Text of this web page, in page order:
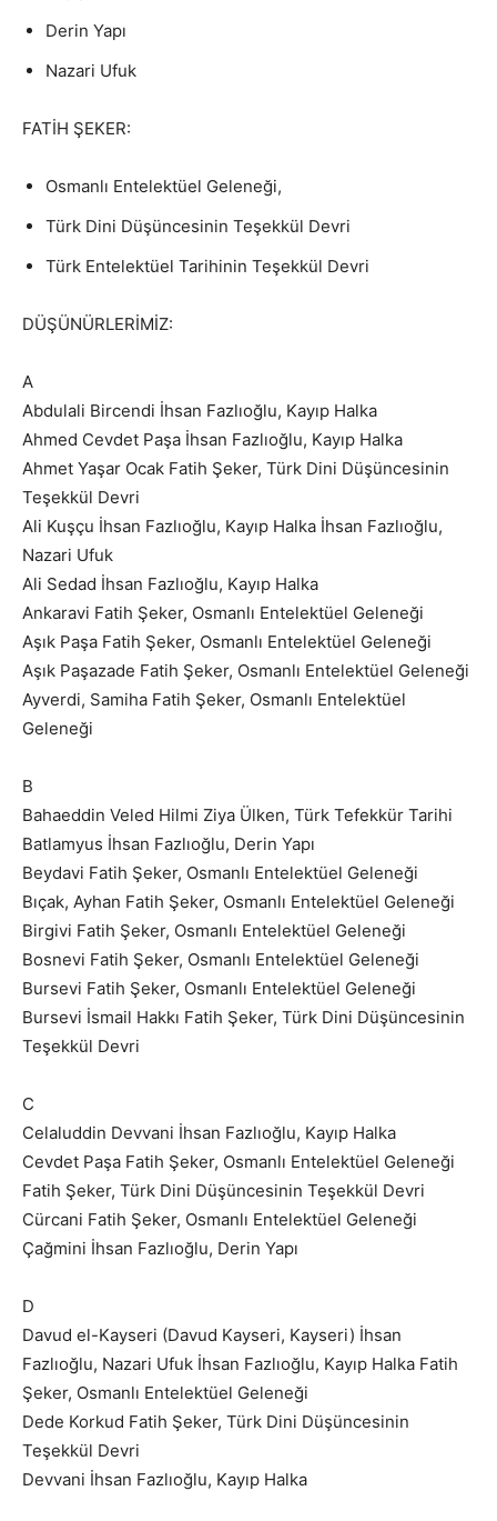
Derin Yapı
Nazari Ufuk
FATİH ŞEKER:
Osmanlı Entelektüel Geleneği,
Türk Dini Düşüncesinin Teşekkül Devri
Türk Entelektüel Tarihinin Teşekkül Devri
DÜŞÜNÜRLERİMİZ:
A
Abdulali Bircendi İhsan Fazlıoğlu, Kayıp Halka
Ahmed Cevdet Paşa İhsan Fazlıoğlu, Kayıp Halka
Ahmet Yaşar Ocak Fatih Şeker, Türk Dini Düşüncesinin
Teşekkül Devri
Ali Kuşçu İhsan Fazlıoğlu, Kayıp Halka İhsan Fazlıoğlu,
Nazari Ufuk
Ali Sedad İhsan Fazlıoğlu, Kayıp Halka
Ankaravi Fatih Şeker, Osmanlı Entelektüel Geleneği
Aşık Paşa Fatih Şeker, Osmanlı Entelektüel Geleneği
Aşık Paşazade Fatih Şeker, Osmanlı Entelektüel Geleneği
Ayverdi, Samiha Fatih Şeker, Osmanlı Entelektüel
Geleneği
B
Bahaeddin Veled Hilmi Ziya Ülken, Türk Tefekkür Tarihi
Batlamyus İhsan Fazlıoğlu, Derin Yapı
Beydavi Fatih Şeker, Osmanlı Entelektüel Geleneği
Bıçak, Ayhan Fatih Şeker, Osmanlı Entelektüel Geleneği
Birgivi Fatih Şeker, Osmanlı Entelektüel Geleneği
Bosnevi Fatih Şeker, Osmanlı Entelektüel Geleneği
Bursevi Fatih Şeker, Osmanlı Entelektüel Geleneği
Bursevi İsmail Hakkı Fatih Şeker, Türk Dini Düşüncesinin
Teşekkül Devri
C
Celaluddin Devvani İhsan Fazlıoğlu, Kayıp Halka
Cevdet Paşa Fatih Şeker, Osmanlı Entelektüel Geleneği
Fatih Şeker, Türk Dini Düşüncesinin Teşekkül Devri
Cürcani Fatih Şeker, Osmanlı Entelektüel Geleneği
Çağmini İhsan Fazlıoğlu, Derin Yapı
D
Davud el-Kayseri (Davud Kayseri, Kayseri) İhsan
Fazlıoğlu, Nazari Ufuk İhsan Fazlıoğlu, Kayıp Halka Fatih
Şeker, Osmanlı Entelektüel Geleneği
Dede Korkud Fatih Şeker, Türk Dini Düşüncesinin
Teşekkül Devri
Devvani İhsan Fazlıoğlu, Kayıp Halka